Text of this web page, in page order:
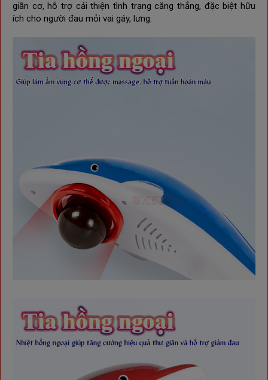
giãn cơ, hỗ trợ cải thiện tình trạng căng thẳng, đặc biệt hữu
ích cho người đau mỏi vai gáy, lưng.